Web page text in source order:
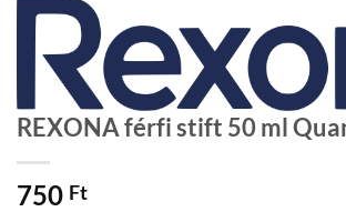
REXONA férfi stift 50 ml
750 Ft